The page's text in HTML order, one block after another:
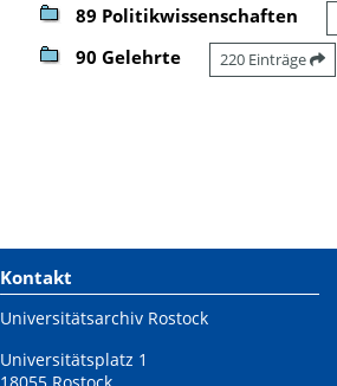
89 Politikwissenschaften
90 Gelehrte 220 Einträge
Kontakt
Universitätsarchiv Rostock
Universitätsplatz 1